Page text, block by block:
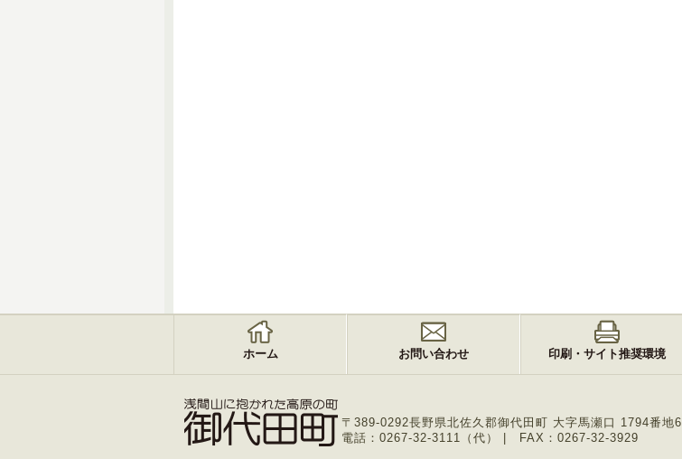
ホーム お問い合わせ 印刷・サイト推奨環境
〒389-0292長野県北佐久郡御代田町 大字馬瀬口 1794番地6
電話：0267-32-3111（代）
FAX：0267-32-3929